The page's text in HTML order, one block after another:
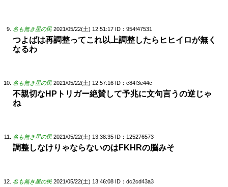
名も無き星の民 2021/05/22(土) 12:51:17 ID：954f47531
つよばは再調整ってこれ以上調整したらヒヒイロが無く
なるわ
名も無き星の民 2021/05/22(土) 12:57:16 ID：c84f3e44c
不親切なHPトリガー絶賛して予兆に文句言うの逆じゃ
ね
名も無き星の民 2021/05/22(土) 13:38:35 ID：125276573
調整しなけりゃならないのはFKHRの脳みそ
名も無き星の民 2021/05/22(土) 13:46:08 ID：dc2cd43a3